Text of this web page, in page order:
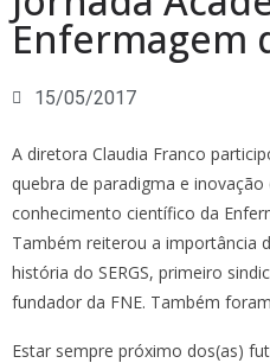
Enfermagem
15/05/2017
A diretora Claudia Franco
quebra de paradigma e
conhecimento científico da
Também reiterou a importância
história do SERGS, primeiro
fundador da FNE. Também
Estar sempre próximo dos(as)